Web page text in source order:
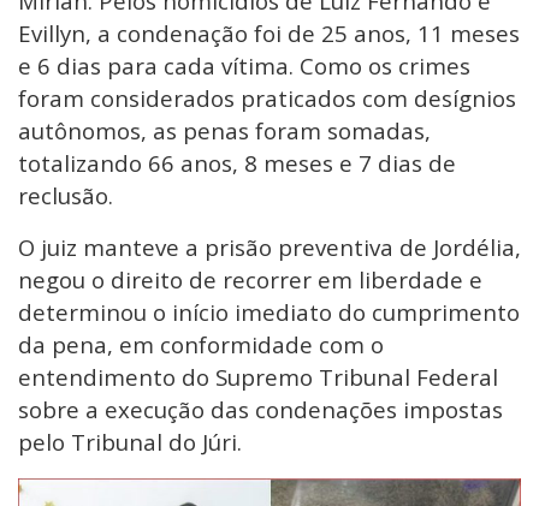
Evillyn, a condenação foi de 25 anos, 11 meses
e 6 dias para cada vítima. Como os crimes
foram considerados praticados com desígnios
autônomos, as penas foram somadas,
totalizando 66 anos, 8 meses e 7 dias de
reclusão.
O juiz manteve a prisão preventiva de Jordélia,
negou o direito de recorrer em liberdade e
determinou o início imediato do cumprimento
da pena, em conformidade com o
entendimento do Supremo Tribunal Federal
sobre a execução das condenações impostas
pelo Tribunal do Júri.